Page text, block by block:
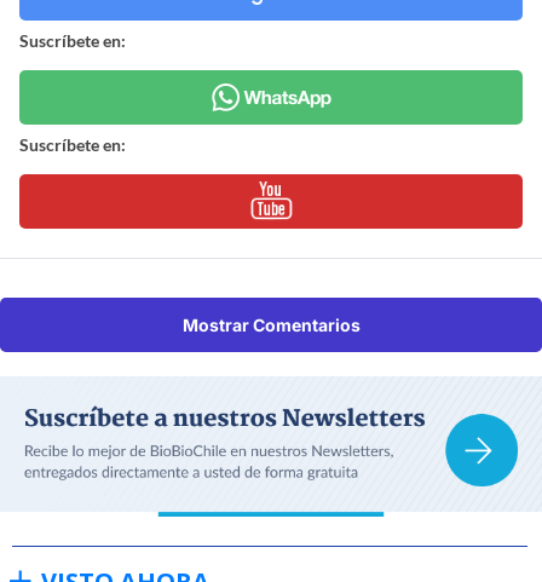
Suscríbete en:
Suscríbete en:
Mostrar Comentarios